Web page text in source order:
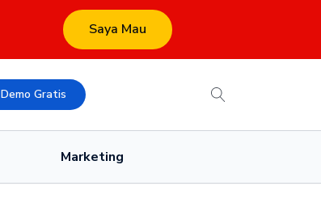
Saya Mau
Demo Gratis
Marketing